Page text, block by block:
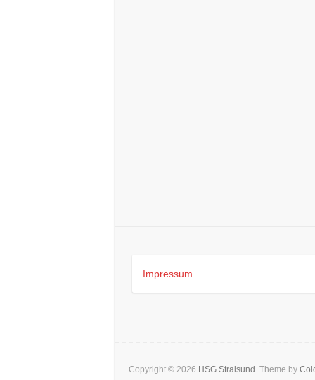
Impressum
Copyright © 2026 HSG Stralsund . Theme by